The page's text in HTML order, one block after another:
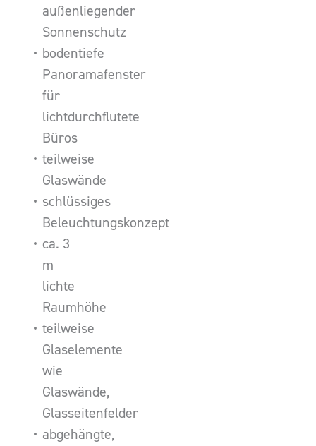
außenliegender
Sonnenschutz
bodentiefe
Panoramafenster
für
lichtdurchflutete
Büros
teilweise
Glaswände
schlüssiges
Beleuchtungskonzept
ca. 3
m
lichte
Raumhöhe
teilweise
Glaselemente
wie
Glaswände,
Glasseitenfelder
abgehängte,